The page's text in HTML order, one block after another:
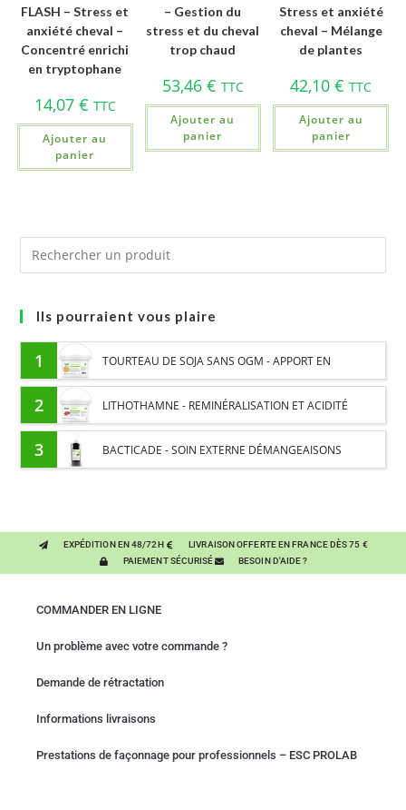
FLASH – Stress et
anxiété cheval –
Concentré enrichi
en tryptophane
14,07 € TTC
Ajouter au
panier
– Gestion du
stress et du cheval
trop chaud
53,46 € TTC
Ajouter au
panier
Stress et anxiété
cheval – Mélange
de plantes
42,10€ TTC
Ajouter au
panier
Ils pourraient vous plaire
1 TOURTEAU DE SOJA SANS OGM - APPORT EN
PROTÉINES ET SOUTIEN ÉNERGÉTIQUE POUR CHEVAUX
2 LITHOTHAMNE - REMINÉRALISATION ET ACIDITÉ
GASTRIQUE CHEVAL - PLANTE PURE
3 BACTICADE - SOIN EXTERNE DÉMANGEAISONS
EXPÉDITION EN 48/72H
LIVRAISON OFFERTE EN FRANCE DÈS 75 €
PAIEMENT SÉCURISÉ
BESOIN D'AIDE ?
COMMANDER EN LIGNE
Un problème avec votre commande ?
Demande de rétractation
Informations livraisons
Prestations de façonnage pour professionnels – ESC PROLAB